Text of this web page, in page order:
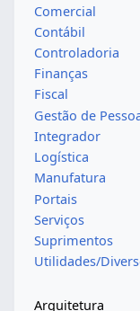
Comercial
Contábil
Controladoria
Finanças
Fiscal
Gestão de
Integrador
Logística
Manufatura
Portais
Serviços
Suprimentos
Utilidades/
Arquitetura